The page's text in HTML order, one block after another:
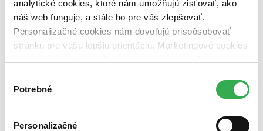
analytické cookies, ktoré nám umožňujú zisťovať, ako
náš web funguje, a stále ho pre vás zlepšovať.
Personalizačné cookies nám dovoľujú prispôsobovať
stránku pre vašu lepšiu orientáciu. Marketingové cookies
nám pomohlo, keby sme mohli používať všetky tieto
súhlasu
Potrebné
Personalizačné
čítaná (0 titulov)
čítaná - výborný stav (0 titulov)čítaná - výborný stav
čítaná - mierne opotrebovaná (0 titulov)čítaná - mierne
opotrebovaná
Zúžiť výber